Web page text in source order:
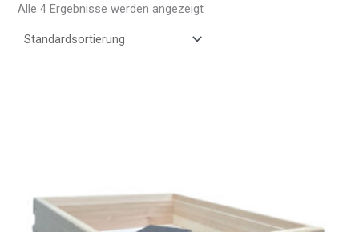
Alle 4 Ergebnisse werden angezeigt